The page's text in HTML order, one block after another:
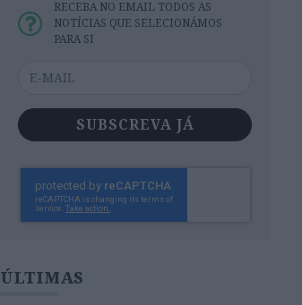
RECEBA NO EMAIL TODOS AS
NOTÍCIAS QUE SELECIONÁMOS
PARA SI
SUBSCREVA JÁ
ÚLTIMAS